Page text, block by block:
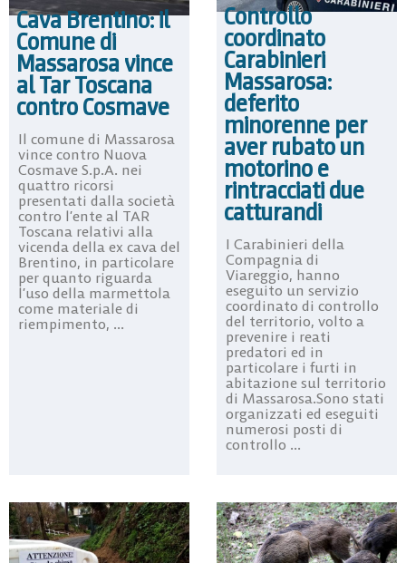
Cava Brentino: il
Comune di
Massarosa vince
al Tar Toscana
contro Cosmave
Il comune di Massarosa
vince contro Nuova
Cosmave S.p.A. nei
quattro ricorsi
presentati dalla società
contro l’ente al TAR
Toscana relativi alla
vicenda della ex cava del
Brentino, in particolare
per quanto riguarda
l’uso della marmettola
come materiale di
riempimento, ...
Controllo
coordinato
Carabinieri
Massarosa:
deferito
minorenne per
aver rubato un
motorino e
rintracciati due
catturandi
I Carabinieri della
Compagnia di
Viareggio, hanno
eseguito un servizio
coordinato di controllo
del territorio, volto a
prevenire i reati
predatori ed in
particolare i furti in
abitazione sul territorio
di Massarosa.Sono stati
organizzati ed eseguiti
numerosi posti di
controllo ...